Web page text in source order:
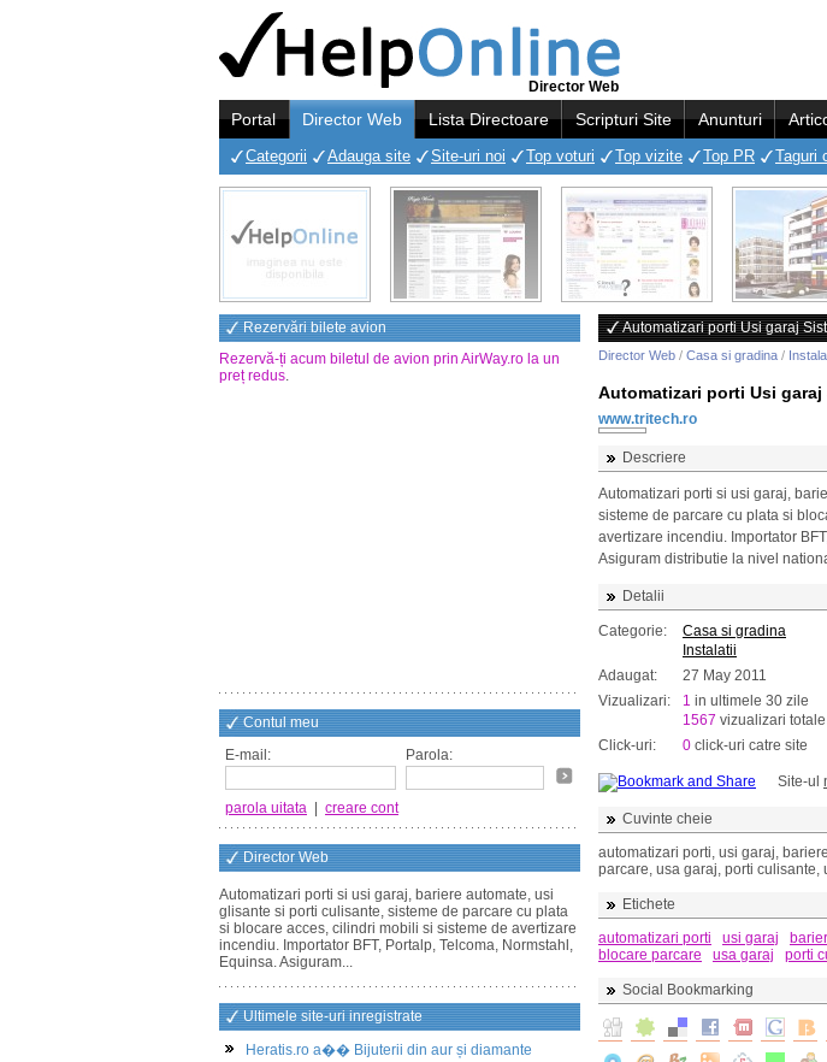
Director Web
Portal Director Web Lista Directoare Scripturi Site Anunturi
Categorii Adauga site Site-uri noi Top voturi Top vizite Top PR Taguri
Rezervări bilete avion
Rezervă-ți acum biletul de avion prin AirWay.ro la un
preț redus.
Contul meu
E-mail:
Parola:
parola uitata creare cont
Director Web
Automatizari porti si usi garaj, bariere automate, usi
glisante si porti culisante, sisteme de parcare cu plata
si blocare acces, cilindri mobili si sisteme de avertizare
incendiu. Importator BFT, Portalp, Telcoma, Normstahl,
Equinsa. Asiguram...
Ultimele site-uri inregistrate
Heratis.ro a�� Bijuterii din aur și diamante
Automatizari porti Usi garaj
Director Web / Casa si gradina /
Automatizari porti Usi garaj
www.tritech.ro
Descriere
Automatizari porti si usi garaj,
sisteme de parcare cu plata si
avertizare incendiu. Importator
Asiguram distributie la nivel
Detalii
Categorie:
Casa si gradina
Instalatii
Adaugat:
27 May 2011
Vizualizari:
1 in ultimele 30 zile
1567 vizualizari totale
Click-uri:
0 click-uri catre site
Site-ul
Cuvinte cheie
automatizari porti, usi garaj,
parcare, usa garaj, porti culisante,
Etichete
automatizari porti
usi garaj
blocare parcare
usa garaj porti
Social Bookmarking